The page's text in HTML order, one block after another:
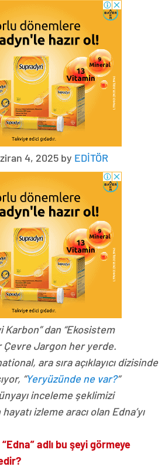
4, 2025 by EDİTÖR
Karbon” dan “Ekosistem
Çevre Jargon her yerde.
ara sıra açıklayıcı dizisinde
“Yeryüzünde ne var?“
inceleme şeklimizi
izleme aracı olan Edna’yı
adlı bu şeyi görmeye